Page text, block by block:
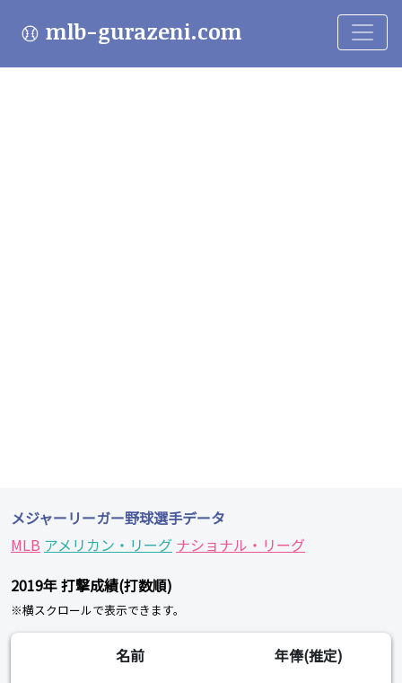
mlb-gurazeni.com
メジャーリーガー野球選手データ
MLB アメリカン・リーグ ナショナル・リーグ
2019年 打撃成績(打数順)
※横スクロールで表示できます。
名前 年俸(推定)